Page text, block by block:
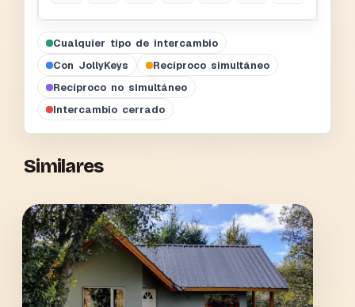
Cualquier tipo de intercambio
Con JollyKeys
Recíproco simultáneo
Recíproco no simultáneo
Intercambio cerrado
Similares